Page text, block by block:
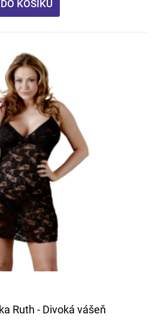
DO KOŠÍKU
Ruth - Divoká vášeň